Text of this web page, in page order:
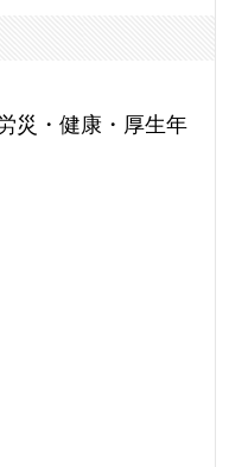
災・健康・厚生年